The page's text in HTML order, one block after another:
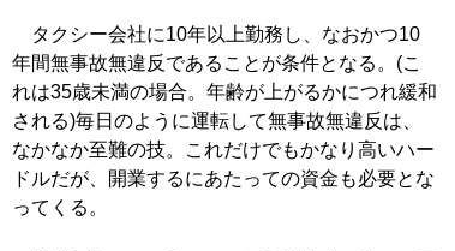
タクシー会社に10年以上勤務し、なおかつ10
年間無事故無違反であることが条件となる。(こ
れは35歳未満の場合。年齢が上がるかにつれ緩和
される)毎日のように運転して無事故無違反は、
なかなか至難の技。これだけでもかなり高いハー
ドルだが、開業するにあたっての資金も必要とな
ってくる。